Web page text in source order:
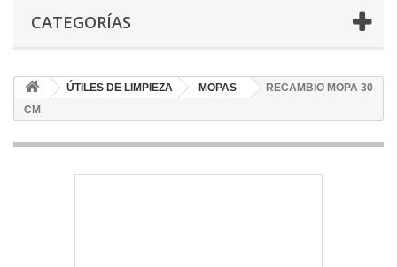
CATEGORÍAS
ÚTILES DE LIMPIEZA MOPAS
RECAMBIO MOPA 30
CM